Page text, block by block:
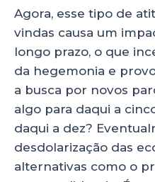
Agora, esse tipo de
vindas causa um
longo prazo, o que
da hegemonia e
a busca por novos
algo para daqui a
daqui a dez?
desdolarização das
alternativas como o